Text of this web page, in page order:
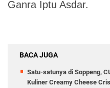
Ganra Iptu Asdar.
BACA JUGA
Satu-satunya di Soppeng,
Kuliner Creamy Cheese